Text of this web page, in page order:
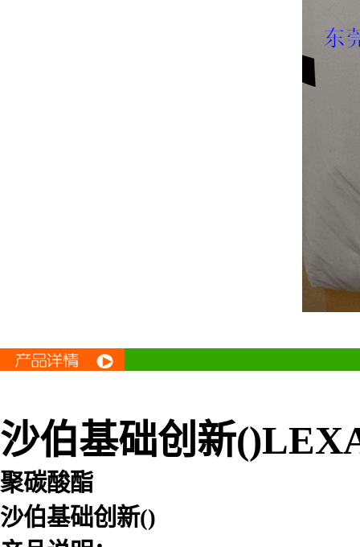
沙伯基础创新
聚碳酸酯
沙伯基础创新()